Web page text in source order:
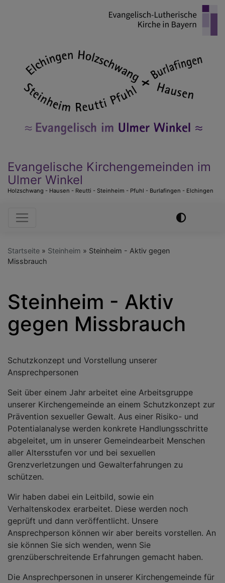
Evangelische Kirchengemeinden im
Ulmer Winkel
Holzschwang - Hausen - Reutti - Steinheim - Pfuhl - Burlafingen - Elchingen
Hauptnavigation
Startseite Steinheim
Steinheim - Aktiv gegen
Missbrauch
Steinheim - Aktiv
gegen Missbrauch
Schutzkonzept und Vorstellung unserer
Ansprechpersonen
Seit über einem Jahr arbeitet eine Arbeitsgruppe
unserer Kirchengemeinde an einem Schutzkonzept zur
Prävention sexueller Gewalt. Aus einer Risiko- und
Potentialanalyse werden konkrete Handlungsschritte
abgeleitet, um in unserer Gemeindearbeit Menschen
aller Altersstufen vor und bei sexuellen
Grenzverletzungen und Gewalterfahrungen zu
schützen.
Wir haben dabei ein Leitbild, sowie ein
Verhaltenskodex erarbeitet. Diese werden noch
geprüft und dann veröffentlicht. Unsere
Ansprechperson können wir aber bereits vorstellen. An
sie können Sie sich wenden, wenn Sie
grenzüberschreitende Erfahrungen gemacht haben.
Die Ansprechpersonen in unserer Kirchengemeinde für